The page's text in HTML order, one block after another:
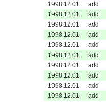
1998.12.01
add
1998.12.01
add
1998.12.01
add
1998.12.01
add
1998.12.01
add
1998.12.01
add
1998.12.01
add
1998.12.01
add
1998.12.01
add
1998.12.01
add